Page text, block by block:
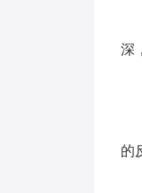
深
的